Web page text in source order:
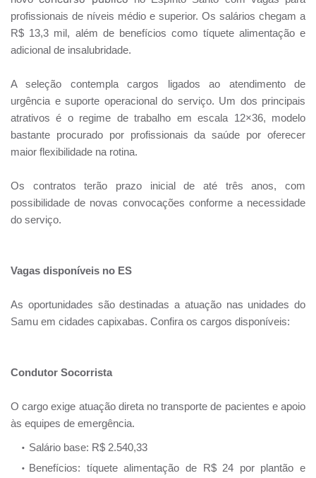
profissionais de níveis médio e superior. Os salários chegam a
R$ 13,3 mil, além de benefícios como tíquete alimentação e
adicional de insalubridade.
A seleção contempla cargos ligados ao atendimento de
urgência e suporte operacional do serviço. Um dos principais
atrativos é o regime de trabalho em escala 12×36, modelo
bastante procurado por profissionais da saúde por oferecer
maior flexibilidade na rotina.
Os contratos terão prazo inicial de até três anos, com
possibilidade de novas convocações conforme a necessidade
do serviço.
Vagas disponíveis no ES
As oportunidades são destinadas a atuação nas unidades do
Samu em cidades capixabas. Confira os cargos disponíveis:
Condutor Socorrista
O cargo exige atuação direta no transporte de pacientes e apoio
às equipes de emergência.
Salário base: R$ 2.540,33
Benefícios: tíquete alimentação de R$ 24 por plantão e